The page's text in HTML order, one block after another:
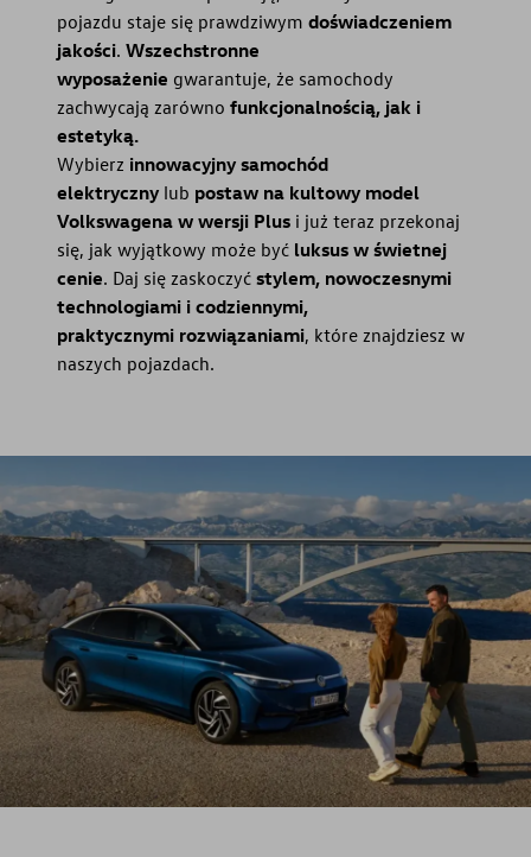
pojazdu staje się prawdziwym doświadczeniem
jakości. Wszechstronne
wyposażenie gwarantuje, że samochody
zachwycają zarówno funkcjonalnością, jak i
estetyką.
Wybierz innowacyjny samochód
elektryczny lub postaw na kultowy model
Volkswagena w wersji Plus i już teraz przekonaj
się, jak wyjątkowy może być luksus w świetnej
cenie. Daj się zaskoczyć stylem, nowoczesnymi
technologiami i codziennymi,
praktycznymi rozwiązaniami, które znajdziesz w
naszych pojazdach.